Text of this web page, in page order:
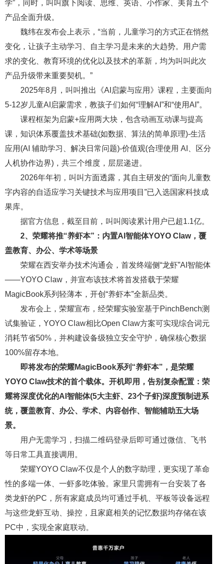
学”，同时，叫叫旗下阅读、思维、英语、小作家、美育五个
产品全面升级。
魏纬在发布会上表示，“当前，儿童学习的方式正在悄然
变化，让孩子主动学习、自主学习是未来的大趋势。用户需
求的变化、教育环境的优化以及技术的革新，均为叫叫此次
产品升级带来重要契机。”
2025年8月，叫叫推出《AI启蒙与应用》课程，主要面向
5-12岁儿童AI启蒙需求，教孩子们如何“理解AI”和“使用AI”。
课程框架为启蒙+应用两大块，包含动画互动课与提高
课，知识体系覆盖技术基础(如数据、算法的简单原理)-生活
应用(AI 辅助学习、解决日常问题)-价值观(合理使用 AI、区分
人机协作边界)，共三个维度，层层递进。
2026年年初，叫叫方面透露，其自主研发的“面向儿童数
字内容的自适应学习关键技术与应用项目”已入选国家科技成
果库。
据官方信息，截至目前，叫叫阅读累计用户已超1.1亿。
2、 荣耀将推“养虾本”：内置AI智能体YOYO Claw，覆
盖教育、办公、学术等场景
荣耀在西安举办技术沟通会，首发终端侧“龙虾”AI智能体
——YOYO Claw，并宣布该技术将首发搭载于荣耀
MagicBook系列轻薄本，开创“养虾本”全新品类。
发布会上，荣耀宣布，经荣耀实验室基于PinchBench测
试集验证，YOYO Claw相比Open Claw方案可实现综合词元
消耗节省50%，并构建设备级独立安全守护，确保核心数据
100%留存本地。
即将发布的荣耀MagicBook系列“养虾本”，是荣耀
YOYO Claw技术的首个载体。开机即用，告别复杂配置：荣
耀将深度优化的AI智能体(5大主虾、23个子虾)深度预制进系
统，覆盖教育、办公、学术、内容创作、智能辅助五大场
景。
用户无需学习，扫描二维码登录后即可通过微信、飞书
等日常工具直接调用。
荣耀YOYO Claw不仅是个人的数字助理，更实现了革命
性的多端一体、一虾多吃体验。家里只需拥有一台安装了各
类龙虾的PC，所有家庭成员均可通过手机、平板等设备远程
与这些龙虾互动、操控，且家庭相关的记忆数据均存储在该
PC中，实现全家庭联动。